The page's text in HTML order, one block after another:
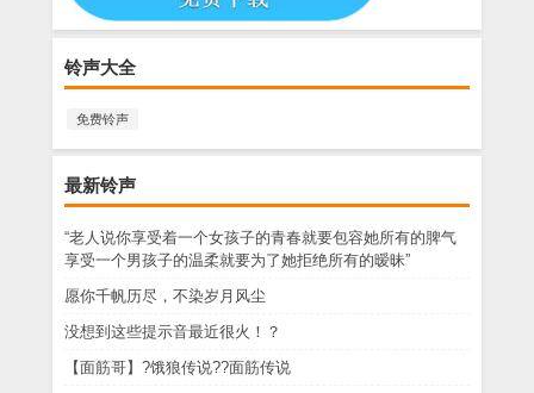
铃声大全
免费铃声
最新铃声
“老人说你享受着一个女孩子的青春就要包容她所有的脾气
享受一个男孩子的温柔就要为了她拒绝所有的暧昧”
愿你千帆历尽，不染岁月风尘
没想到这些提示音最近很火！？
【面筋哥】?饿狼传说??面筋传说